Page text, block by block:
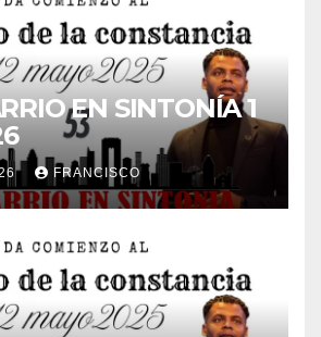
EN SINTONÍA 1
FRANCISCO